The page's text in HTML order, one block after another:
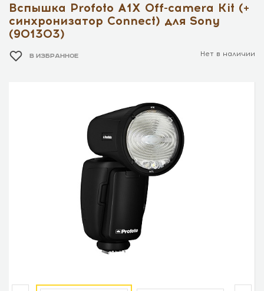
Вспышка Profoto A1X Off-camera Kit (+
синхронизатор Connect) для Sony
(901303)
В ИЗБРАННОЕ Нет в наличии